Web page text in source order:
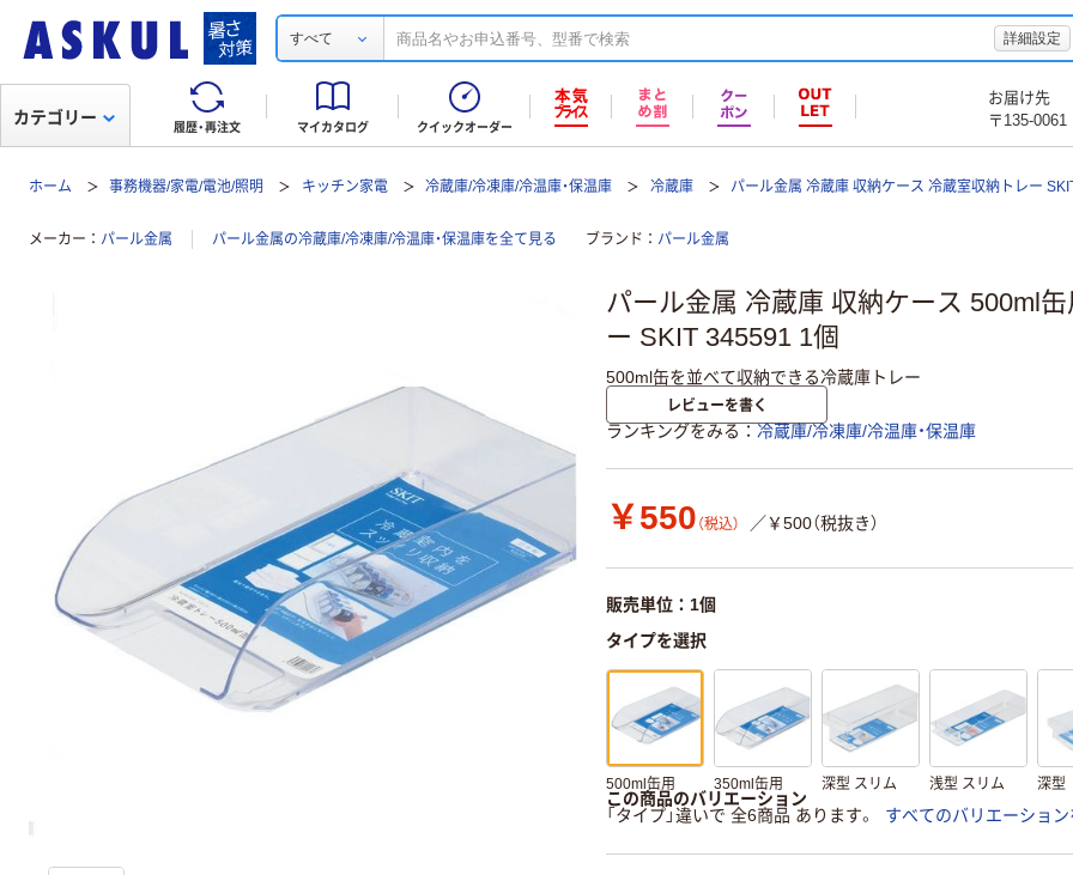
すべて 詳細設定
履歴・再注文 マイカタログ クイックオーダー
お届け先
〒135-0061
カテゴリー
ホーム 事務機器/家電/電池/照明 キッチン家電 冷蔵庫/冷凍庫/冷温庫・保温庫 冷蔵庫 パール金属 冷蔵庫 収納ケース 冷蔵室収納トレー
メーカー パール金属 パール金属の冷蔵庫/冷凍庫/冷温庫・保温庫を全て見る ブランド パール金属
パール金属 冷蔵庫 収納ケース 500ml
ー SKIT 345591 1個
500ml缶を並べて収納できる冷蔵庫トレー
レビューを書く
ランキングをみる 冷蔵庫/冷凍庫/冷温庫・保温庫
￥550 （税込） ／￥500（税抜き）
販売単位：1個
タイプを選択
500ml缶用 350ml缶用 深型 スリム 浅型 スリム 深型
この商品のバリエーション
「タイプ」違いで 全6商品 あります。
すべてのバリエーショ